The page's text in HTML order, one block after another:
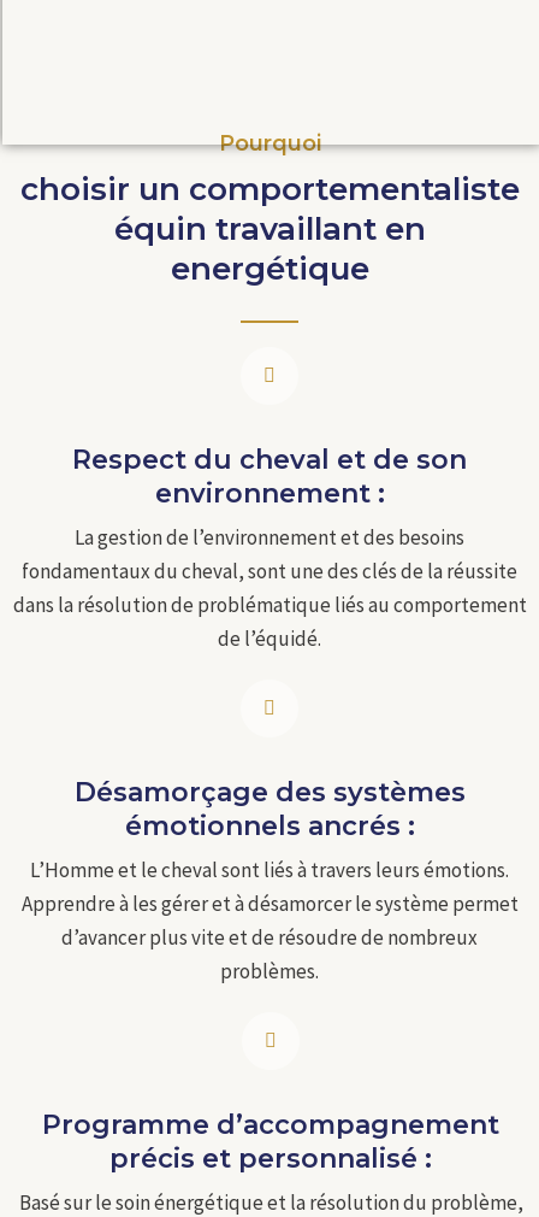
Pourquoi
choisir un comportementaliste
équin travaillant en
energétique
Respect du cheval et de son
environnement :
La gestion de l’environnement et des besoins
fondamentaux du cheval, sont une des clés de la réussite
dans la résolution de problématique liés au comportement
de l’équidé.
Désamorçage des systèmes
émotionnels ancrés :
L’Homme et le cheval sont liés à travers leurs émotions.
Apprendre à les gérer et à désamorcer le système permet
d’avancer plus vite et de résoudre de nombreux
problèmes.
Programme d’accompagnement
précis et personnalisé :
Basé sur le soin énergétique et la résolution du problème,